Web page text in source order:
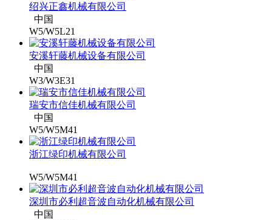
绍兴正鑫机械有限公司
中国
W5/W5L21
安溪轩藤机械设备有限公司
中国
W3/W3E31
瑞安市信佳机械有限公司
中国
W5/W5M41
浙江绿印机械有限公司
W5/W5M41
深圳市必利超音波自动化机械有限公司
中国